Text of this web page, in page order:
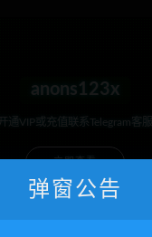
anons123x
开通VIP或充值联系Telegram客服
立即查看
弹窗公告